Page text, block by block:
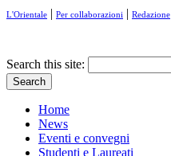
L'Orientale | Per collaborazioni | Redazione
Search this site:
Home
News
Eventi e convegni
Studenti e Laureati